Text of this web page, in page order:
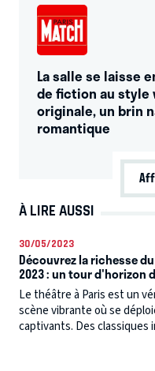
La salle se laisse
de fiction au style
originale, un brin
romantique
À LIRE AUSSI
30/05/2023
Découvrez la richesse
2023 : un tour d'horizon
Le théâtre à Paris est un
scène vibrante où se
captivants. Des classiques